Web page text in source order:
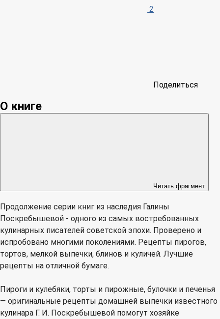
2
Поделиться
О книге
Читать фрагмент
Продолжение серии книг из наследия Галины
Поскребышевой - одного из самых востребованных
кулинарных писателей советской эпохи. Проверено и
испробовано многими поколениями. Рецепты пирогов,
тортов, мелкой выпечки, блинов и куличей. Лучшие
рецепты на отличной бумаге.
Пироги и кулебяки, торты и пирожные, булочки и печенья
— оригинальные рецепты домашней выпечки известного
кулинара Г. И. Поскребышевой помогут хозяйке